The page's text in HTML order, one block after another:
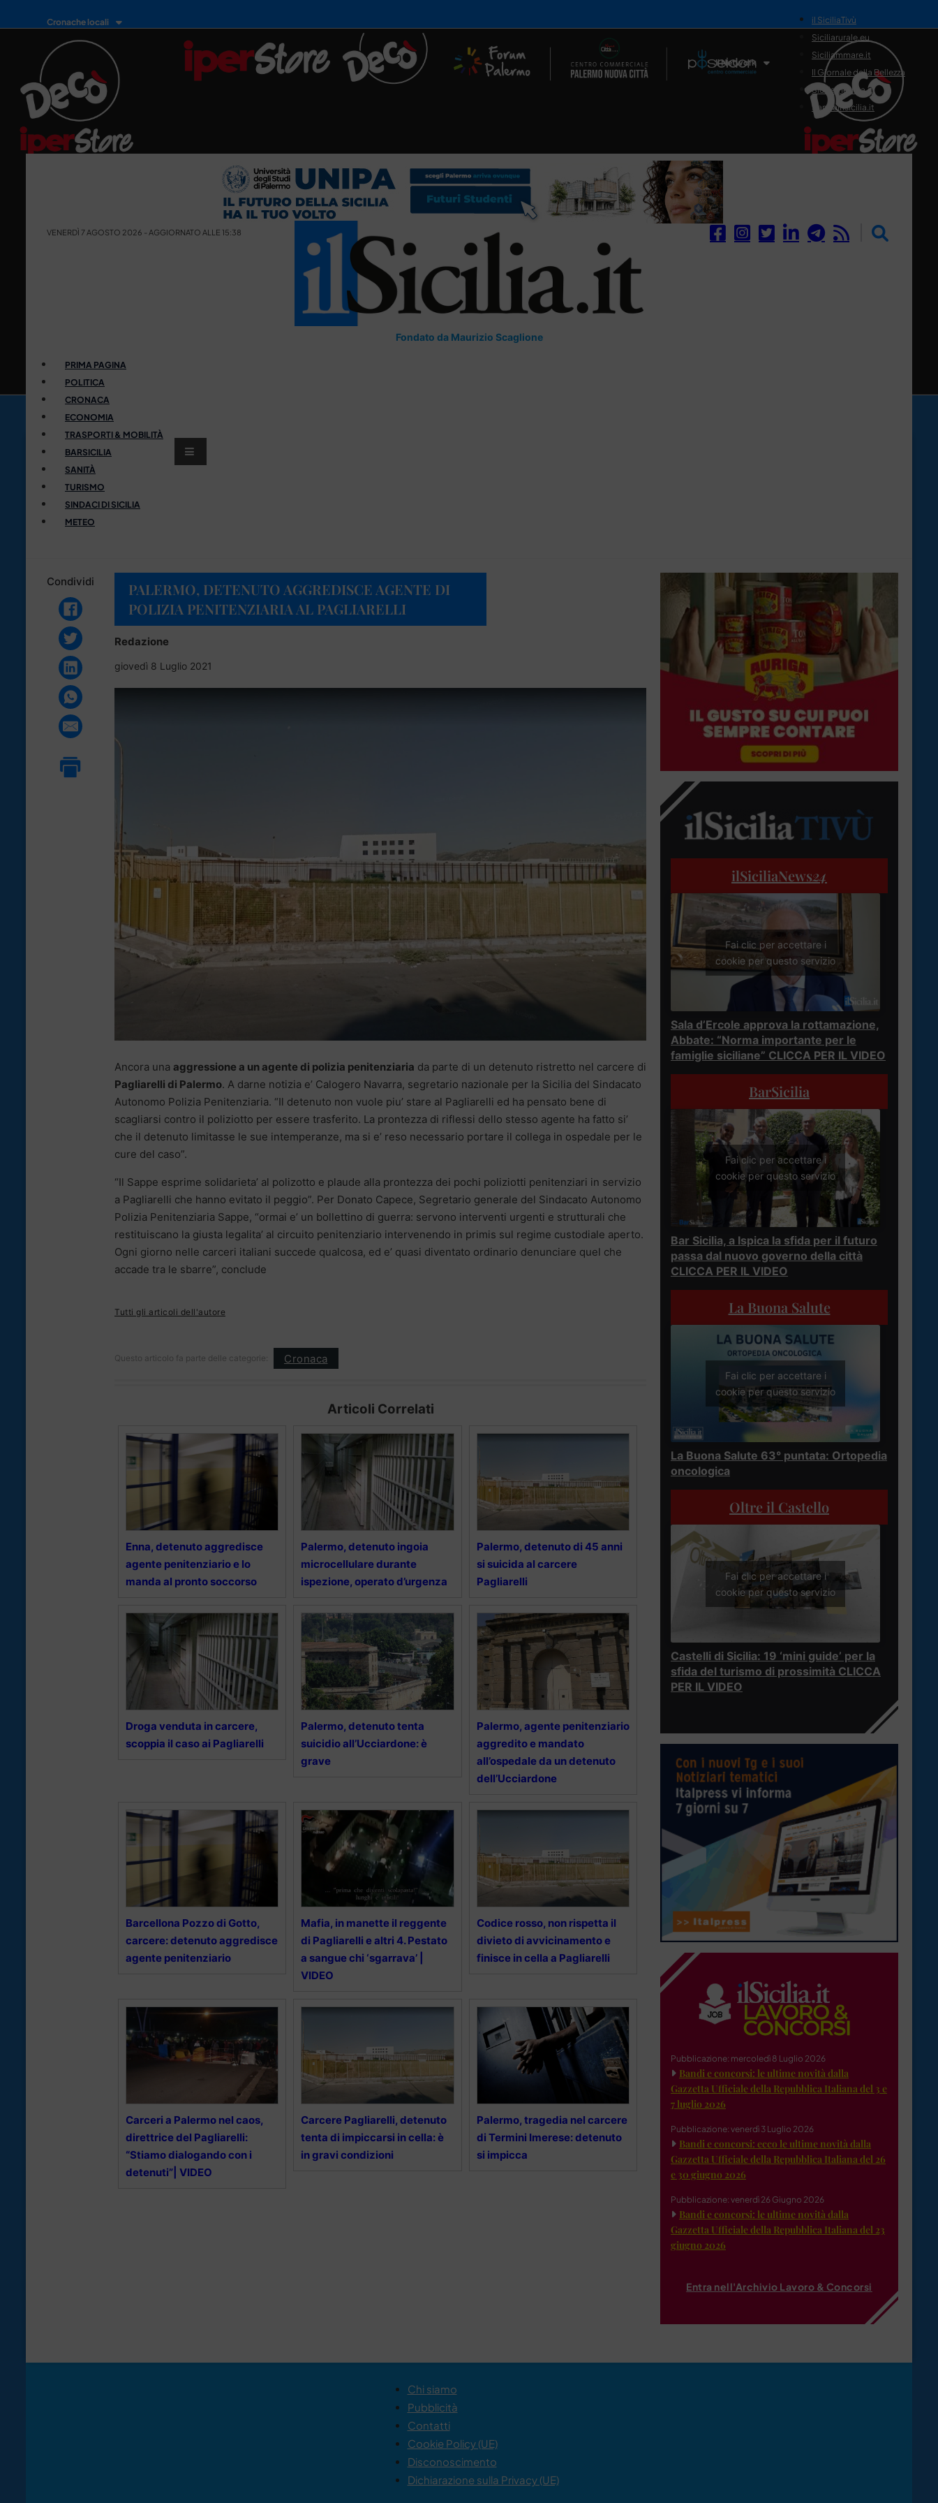
Cronache locali
Il Network
il SiciliaTivù
Siciliarurale.eu
Siciliammare.it
Il Giornale della Bellezza
Siciliamedica.it
Sanitainsicilia.it
VENERDÌ 7 AGOSTO 2026 - AGGIORNATO ALLE 15:38
Fondato da Maurizio Scaglione
PRIMA PAGINA
POLITICA
CRONACA
ECONOMIA
TRASPORTI & MOBILITÀ
BARSICILIA
SANITÀ
TURISMO
SINDACI DI SICILIA
METEO
Condividi
PALERMO, DETENUTO AGGREDISCE AGENTE DI
POLIZIA PENITENZIARIA AL PAGLIARELLI
Redazione
giovedì 8 Luglio 2021
Ancora una aggressione a un agente di polizia penitenziaria da parte di un detenuto ristretto nel carcere di
Pagliarelli di Palermo. A darne notizia e’ Calogero Navarra, segretario nazionale per la Sicilia del Sindacato
Autonomo Polizia Penitenziaria. “Il detenuto non vuole piu’ stare al Pagliarelli ed ha pensato bene di
scagliarsi contro il poliziotto per essere trasferito. La prontezza di riflessi dello stesso agente ha fatto si’
che il detenuto limitasse le sue intemperanze, ma si e’ reso necessario portare il collega in ospedale per le
cure del caso”.
“Il Sappe esprime solidarieta’ al polizotto e plaude alla prontezza dei pochi poliziotti penitenziari in servizio
a Pagliarelli che hanno evitato il peggio”. Per Donato Capece, Segretario generale del Sindacato Autonomo
Polizia Penitenziaria Sappe, “ormai e’ un bollettino di guerra: servono interventi urgenti e strutturali che
restituiscano la giusta legalita’ al circuito penitenziario intervenendo in primis sul regime custodiale aperto.
Ogni giorno nelle carceri italiani succede qualcosa, ed e’ quasi diventato ordinario denunciare quel che
accade tra le sbarre”, conclude
Tutti gli articoli dell'autore
Questo articolo fa parte delle categorie: Cronaca
Articoli Correlati
Enna, detenuto aggredisce
agente penitenziario e lo
manda al pronto soccorso
Palermo, detenuto ingoia
microcellulare durante
ispezione, operato d’urgenza
Palermo, detenuto di 45 anni
si suicida al carcere
Pagliarelli
Droga venduta in carcere,
scoppia il caso ai Pagliarelli
Palermo, detenuto tenta
suicidio all’Ucciardone: è
grave
Palermo, agente penitenziario
aggredito e mandato
all’ospedale da un detenuto
dell’Ucciardone
Barcellona Pozzo di Gotto,
carcere: detenuto aggredisce
agente penitenziario
Mafia, in manette il reggente
di Pagliarelli e altri 4. Pestato
a sangue chi ‘sgarrava’ |
VIDEO
Codice rosso, non rispetta il
divieto di avvicinamento e
finisce in cella a Pagliarelli
Carceri a Palermo nel caos,
direttrice del Pagliarelli:
“Stiamo dialogando con i
detenuti”| VIDEO
Carcere Pagliarelli, detenuto
tenta di impiccarsi in cella: è
in gravi condizioni
Palermo, tragedia nel carcere
di Termini Imerese: detenuto
si impicca
ilSiciliaNews24
Fai clic per accettare i
cookie per questo servizio
Sala d’Ercole approva la rottamazione,
Abbate: “Norma importante per le
famiglie siciliane” CLICCA PER IL VIDEO
BarSicilia
Fai clic per accettare i
cookie per questo servizio
Bar Sicilia, a Ispica la sfida per il futuro
passa dal nuovo governo della città
CLICCA PER IL VIDEO
La Buona Salute
Fai clic per accettare i
cookie per questo servizio
La Buona Salute 63° puntata: Ortopedia
oncologica
Oltre il Castello
Fai clic per accettare i
cookie per questo servizio
Castelli di Sicilia: 19 ‘mini guide’ per la
sfida del turismo di prossimità CLICCA
PER IL VIDEO
Pubblicazione: mercoledì 8 Luglio 2026
Bandi e concorsi: le ultime novità dalla
Gazzetta Ufficiale della Repubblica Italiana del 3 e
7 luglio 2026
Pubblicazione: venerdì 3 Luglio 2026
Bandi e concorsi: ecco le ultime novità dalla
Gazzetta Ufficiale della Repubblica Italiana del 26
e 30 giugno 2026
Pubblicazione: venerdì 26 Giugno 2026
Bandi e concorsi: le ultime novità dalla
Gazzetta Ufficiale della Repubblica Italiana del 23
giugno 2026
Entra nell'Archivio Lavoro & Concorsi
Chi siamo
Pubblicità
Contatti
Cookie Policy (UE)
Disconoscimento
Dichiarazione sulla Privacy (UE)